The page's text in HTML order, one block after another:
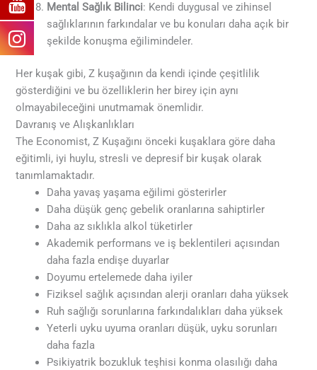
Mental Sağlık Bilinci: Kendi duygusal ve zihinsel
sağlıklarının farkındalar ve bu konuları daha açık bir
şekilde konuşma eğilimindeler.
Her kuşak gibi, Z kuşağının da kendi içinde çeşitlilik
gösterdiğini ve bu özelliklerin her birey için aynı
olmayabileceğini unutmamak önemlidir.
Davranış ve Alışkanlıkları
The Economist, Z Kuşağını önceki kuşaklara göre daha
eğitimli, iyi huylu, stresli ve depresif bir kuşak olarak
tanımlamaktadır.
Daha yavaş yaşama eğilimi gösterirler
Daha düşük genç gebelik oranlarına sahiptirler
Daha az sıklıkla alkol tüketirler
Akademik performans ve iş beklentileri açısından
daha fazla endişe duyarlar
Doyumu ertelemede daha iyiler
Fiziksel sağlık açısından alerji oranları daha yüksek
Ruh sağlığı sorunlarına farkındalıkları daha yüksek
Yeterli uyku uyuma oranları düşük, uyku sorunları
daha fazla
Psikiyatrik bozukluk teşhisi konma olasılığı daha